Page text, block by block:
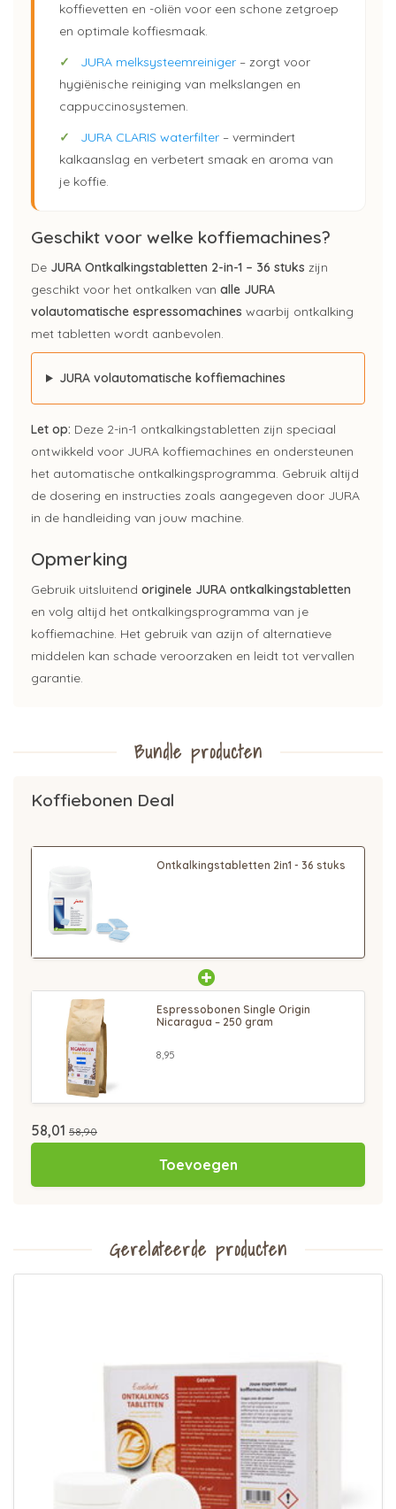
koffievetten en -oliën voor een schone zetgroep
en optimale koffiesmaak.
✓
JURA melksysteemreiniger – zorgt voor
hygiënische reiniging van melkslangen en
cappuccinosystemen.
✓
JURA CLARIS waterfilter – vermindert
kalkaanslag en verbetert smaak en aroma van
je koffie.
Geschikt voor welke koffiemachines?
De JURA Ontkalkingstabletten 2-in-1 – 36 stuks zijn
geschikt voor het ontkalken van alle JURA
volautomatische espressomachines waarbij ontkalking
met tabletten wordt aanbevolen.
JURA volautomatische koffiemachines
Let op: Deze 2-in-1 ontkalkingstabletten zijn speciaal
ontwikkeld voor JURA koffiemachines en ondersteunen
het automatische ontkalkingsprogramma. Gebruik altijd
de dosering en instructies zoals aangegeven door JURA
in de handleiding van jouw machine.
Opmerking
Gebruik uitsluitend originele JURA ontkalkingstabletten
en volg altijd het ontkalkingsprogramma van je
koffiemachine. Het gebruik van azijn of alternatieve
middelen kan schade veroorzaken en leidt tot vervallen
garantie.
Bundle producten
Koffiebonen Deal
Ontkalkingstabletten 2in1 - 36 stuks
Espressobonen Single Origin
Nicaragua – 250 gram
8,95
58,01 58,90
Toevoegen
Gerelateerde producten